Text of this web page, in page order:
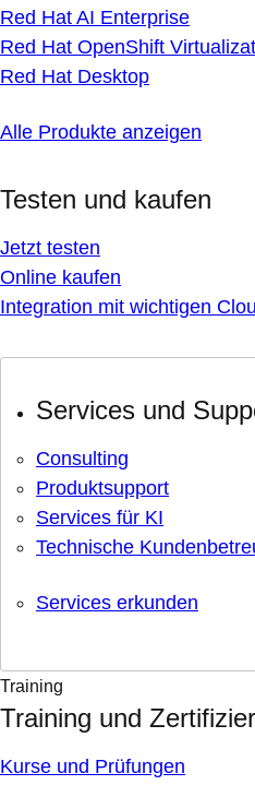
Red Hat AI Enterprise
Red Hat OpenShift
Red Hat Desktop
Alle Produkte anzeigen
Testen und kaufen
Jetzt testen
Online kaufen
Integration mit wichtigen
Services und
Consulting
Produktsupport
Services für KI
Technische
Services erkunden
Training
Training und
Kurse und Prüfungen